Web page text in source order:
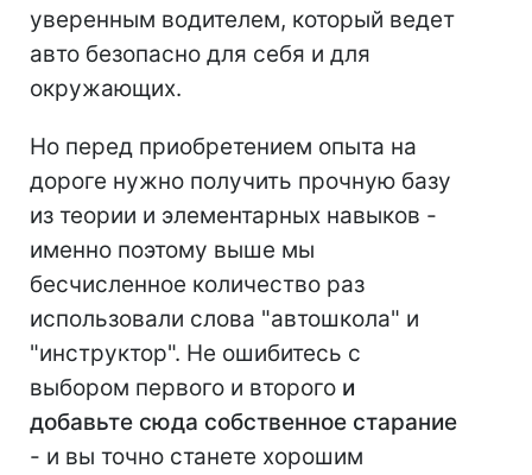
уверенным водителем, который ведет
авто безопасно для себя и для
окружающих.
Но перед приобретением опыта на
дороге нужно получить прочную базу
из теории и элементарных навыков -
именно поэтому выше мы
бесчисленное количество раз
использовали слова "автошкола" и
"инструктор". Не ошибитесь с
выбором первого и второго и
добавьте сюда собственное старание
- и вы точно станете хорошим